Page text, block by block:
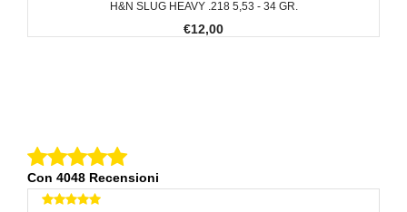
H&N SLUG HEAVY .218 5,53 - 34 GR.
€12,00
Con 4048 Recensioni